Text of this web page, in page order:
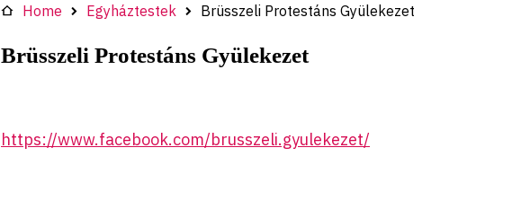
Home Egyháztestek Brüsszeli Protestáns Gyülekezet
Brüsszeli Protestáns Gyülekezet
https://www.facebook.com/brusszeli.gyulekezet/